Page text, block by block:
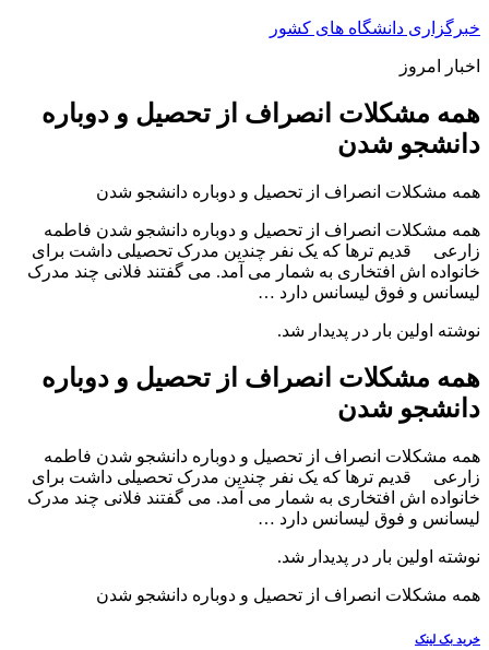
پرش
محتوا
خبرگزاری دانشگاه های کشور
اخبار امروز
همه مشکلات انصراف از تحصیل و دوباره
دانشجو شدن
همه مشکلات انصراف از تحصیل و دوباره دانشجو شدن
همه مشکلات انصراف از تحصیل و دوباره دانشجو شدن فاطمه
زارعی قدیم ترها که یک نفر چندین مدرک تحصیلی داشت برای
خانواده اش افتخاری به شمار می آمد. می گفتند فلانی چند مدرک
لیسانس و فوق لیسانس دارد …
نوشته اولین بار در پدیدار شد.
همه مشکلات انصراف از تحصیل و دوباره
دانشجو شدن
همه مشکلات انصراف از تحصیل و دوباره دانشجو شدن فاطمه
زارعی قدیم ترها که یک نفر چندین مدرک تحصیلی داشت برای
خانواده اش افتخاری به شمار می آمد. می گفتند فلانی چند مدرک
لیسانس و فوق لیسانس دارد …
نوشته اولین بار در پدیدار شد.
همه مشکلات انصراف از تحصیل و دوباره دانشجو شدن
خرید بک لینک